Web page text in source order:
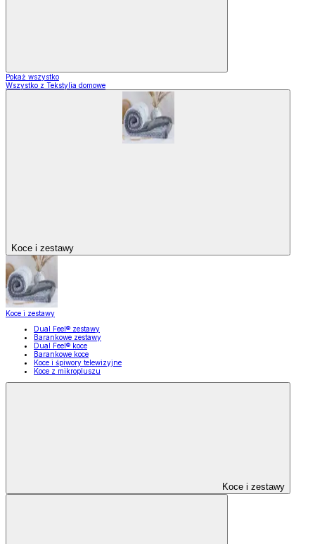
Pokaż wszystko
Wszystko z Tekstylia domowe
Koce i zestawy
Koce i zestawy
Dual Feel® zestawy
Barankowe zestawy
Dual Feel® koce
Barankowe koce
Koce i śpiwory telewizyjne
Koce z mikropluszu
Koce i zestawy